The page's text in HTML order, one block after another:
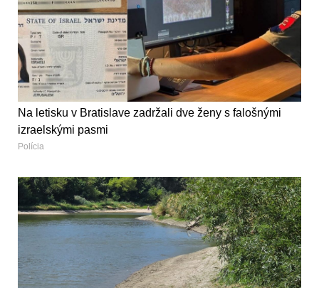
Na letisku v Bratislave zadržali dve ženy s falošnými
izraelskými pasmi
Polícia